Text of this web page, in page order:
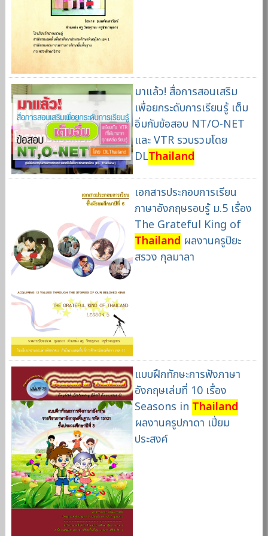
มาแล้ว! สื่อการสอนเสริม
เพื่อยกระดับการเรียนรู้ เต็ม
อิ่มกับข้อสอบ NT/O-NET
และ VTR รวบรวมโดย
DLThailand
เอกสารประกอบการเรียน
ภาษาอังกฤษรอบรู้ ม.5 เรื่อง
The Grateful King of
Thailand ผลงานครูปิยะ
สรวง กุลมาลา
แบบฝึกทักษะการฟังภาษา
อังกฤษเล่มที่ 10 เรื่อง
Seasons in Thailand
ผลงานครูปภาดา เปี่ยม
ประสงค์